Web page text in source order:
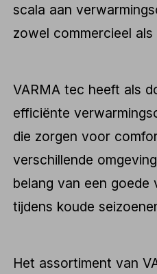
scala aan
zowel commercieel
VARMA tec heeft als
efficiënte
die zorgen voor
verschillende
belang van een goede
tijdens koude
Het assortiment van